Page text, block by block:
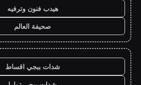
هيدب فنون وترفيه
صحيفة العالم
شدات ببجي اقساط